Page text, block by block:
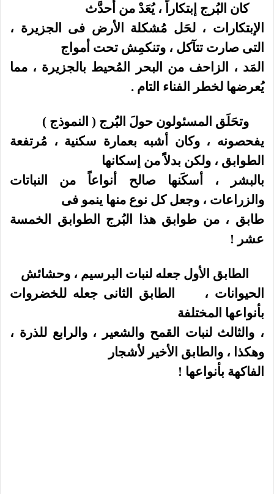
كان البُرج إبتكاراً ، يُعَدْ من أحدَّث
الإبتكارات ، لحَل مُشكلة الأرض فى الجزيرة ،
التى صارت تتآكل ، وتنكمِش تحت أمواج
المَد ، الزاحف من البحر المُحيط بالجزيرة ، مما
يُعرضها لخطر الفناء التام .
وتحَلَق المسئولون حولَ البُُرج ( النموذج )
يفحصونه ، وكان أشبه بعمارة سكنية ، مُرتفعة
الطوابق ، ولكن بدلاًً من إسكانها
بالبشر ، أسكَنها صالح أنواعاً من النباتات
والزراعات ، وجعل كل نوع منها ينمو فى
طابق ، من طوابق هذا البُرج الطوابق الخمسة
عشر !
الطابق الأول جعله لنبات البرسيم ، وحشائش
الحيوانات ،
الطابق الثانى جعله للخضروات
بأنواعها المختلفة
، والثالث لنبات القمح والشعير ، والرابع للذرة ،
وهكذا ، والطابق الأخير لأشجار
الفاكهة بأنواعها !